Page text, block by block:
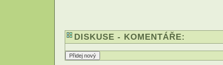
DISKUSE - KOMENTÁŘE: